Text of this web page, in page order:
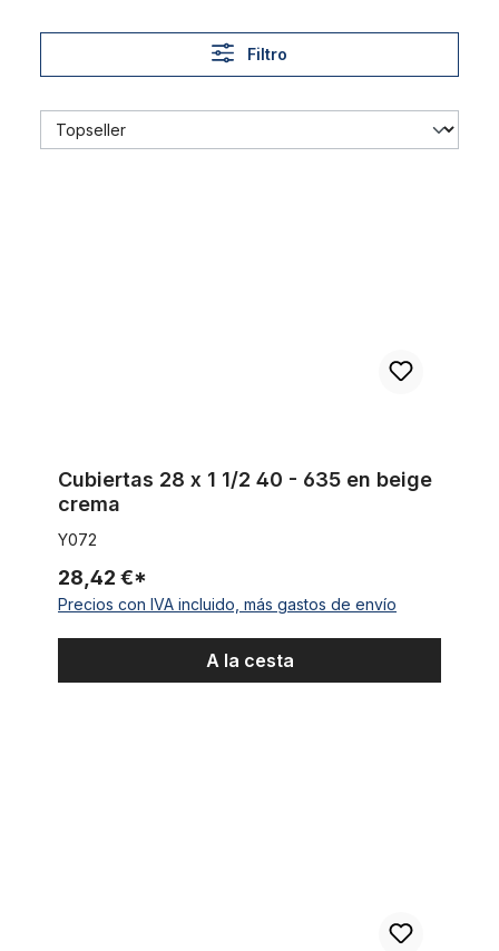
Filtro
Cubiertas 28 x 1 1/2 40 - 635 en beige
crema
Y072
28,42 €*
Precios con IVA incluido, más gastos de envío
A la cesta